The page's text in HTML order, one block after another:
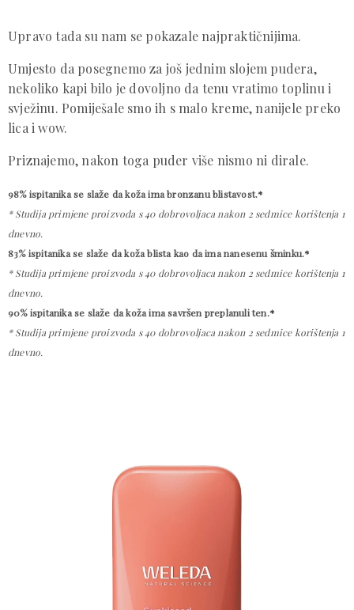
Upravo tada su nam se pokazale najpraktičnijima.
Umjesto da posegnemo za još jednim slojem pudera,
nekoliko kapi bilo je dovoljno da tenu vratimo toplinu i
svježinu. Pomiješale smo ih s malo kreme, nanijele preko
lica i wow.
Priznajemo, nakon toga puder više nismo ni dirale.
98% ispitanika se slaže da koža ima bronzanu blistavost.*
* Studija primjene proizvoda s 40 dobrovoljaca nakon 2 sedmice korištenja 1
dnevno.
83%ispitanikase slaže da koža blista kao da ima nanesenu šminku.*
* Studija primjene proizvoda s 40 dobrovoljaca nakon 2 sedmice korištenja 1
dnevno.
90%ispitanikase slaže da koža ima savršen preplanuli ten.*
* Studija primjene proizvoda s 40 dobrovoljaca nakon 2 sedmice korištenja 1
dnevno.